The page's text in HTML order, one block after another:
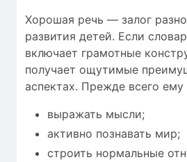
Хорошая речь — залог
развития детей. Если
включает грамотные
получает ощутимые
аспектах. Прежде всего
выражать мысли;
активно познавать мир;
строить нормальные